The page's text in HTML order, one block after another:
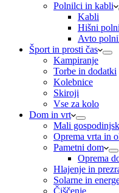
Polnilci in kabli
Kabli
Hišni
Avto
Šport in prosti čas
Kampiranje
Torbe in dodatki
Kolebnice
Skiroji
Vse za kolo
Dom in vrt
Mali
Oprema vrta in
Pametni dom
Oprema
Hlajenje in
Solarne in
Čiščenje